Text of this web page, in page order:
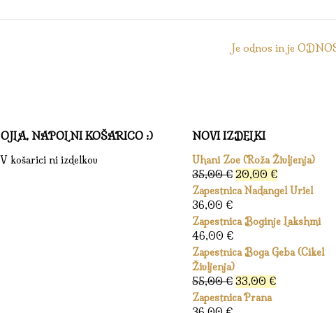
Je odnos in je
OJLA, NAPOLNI KOŠARICO :)
V košarici ni izdelkov
NOVI IZDELKI
Uhani Zoe (Roža Življenja)
35,00€ Izvirna
cena
bila:
20,00 €Trenutna
cena
20,00 €.
Zapestnica Nadangel Uriel
36,00 €
Zapestnica Boginje Lakshmi
46,00 €
Zapestnica Boga Geba (Cikel
Življenja)
55,00€ Izvirna
cena
33,00 €Trenutna
Zapestnica Prana